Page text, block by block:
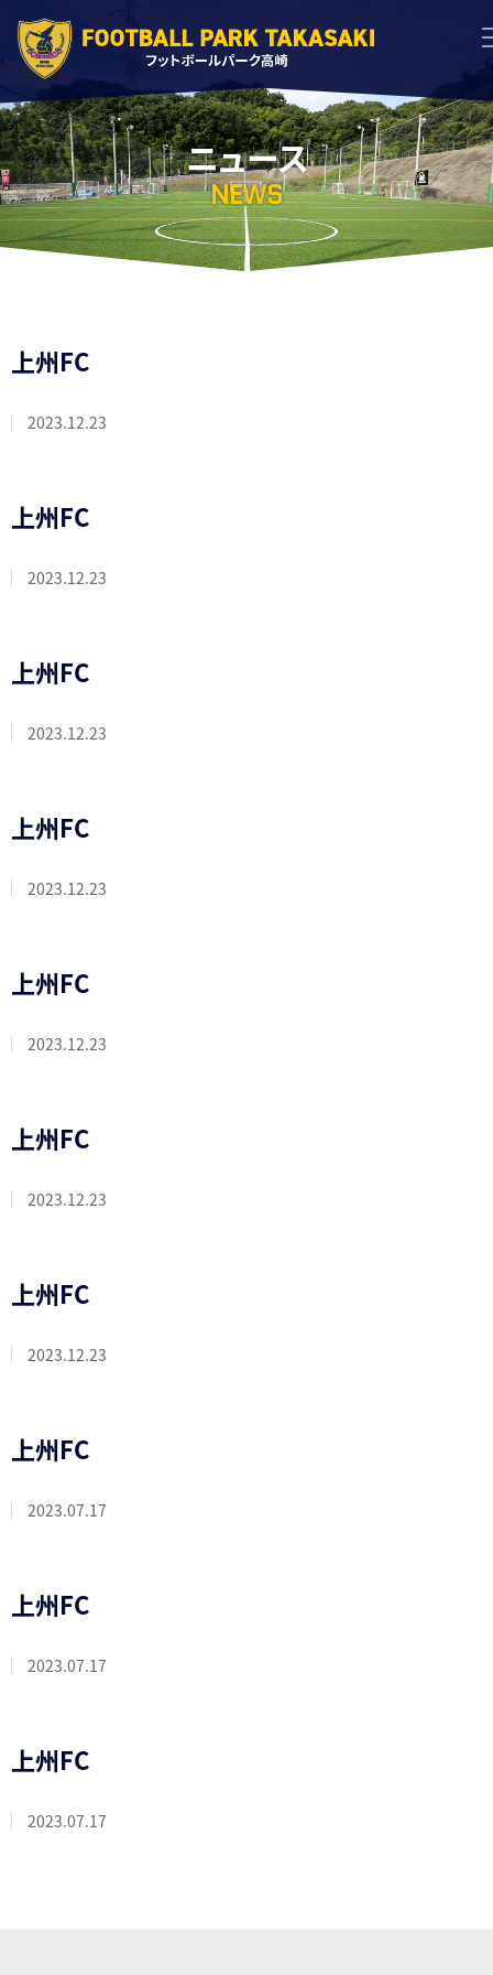
ニュース
NEWS
上州FC
2023.12.23
上州FC
2023.12.23
上州FC
2023.12.23
上州FC
2023.12.23
上州FC
2023.12.23
上州FC
2023.12.23
上州FC
2023.12.23
上州FC
2023.07.17
上州FC
2023.07.17
上州FC
2023.07.17